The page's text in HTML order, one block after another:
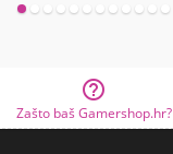

Zašto baš Gamershop.hr?